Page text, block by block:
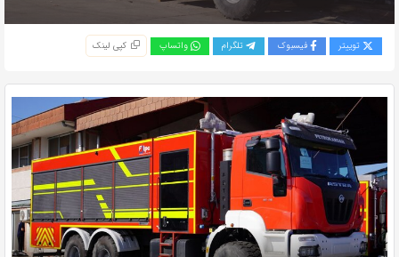
توییتر فیسبوک تلگرام واتساپ کپی لینک